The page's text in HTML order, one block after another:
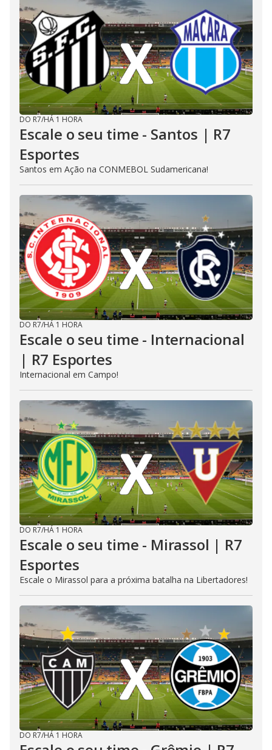
DO R7/HÁ 1 HORA
Escale o seu time - Santos | R7
Esportes
Santos em Ação na CONMEBOL Sudamericana!
DO R7/HÁ 1 HORA
Escale o seu time - Internacional
| R7 Esportes
Internacional em Campo!
DO R7/HÁ 1 HORA
Escale o seu time - Mirassol | R7
Esportes
Escale o Mirassol para a próxima batalha na Libertadores!
DO R7/HÁ 1 HORA